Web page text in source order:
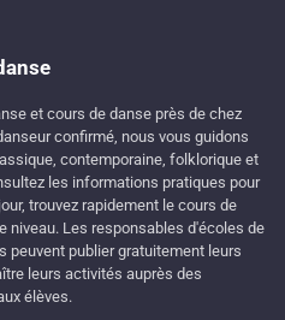
et cours de danse près de chez
confirmé, nous vous guidons
contemporaine, folklorique et
les informations pratiques pour
trouvez rapidement le cours de
niveau. Les responsables d'écoles de
peuvent publier gratuitement leurs
leurs activités auprès des
élèves.